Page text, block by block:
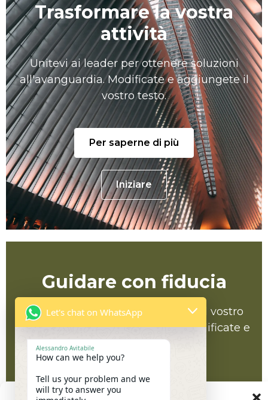
Gestire il consenso
Trasformare la vostra
attività
Unitevi ai leader per ottenere soluzioni
all'avanguardia. Modificate e aggiungete il
vostro testo.
Per saperne di più
Iniziare
Guidare con fiducia
Sfruttate appieno il potenziale del vostro
marchio collaborando con noi. Modificate e
aggiungete il vostro testo.
Per saperne di più
Let's chat on WhatsApp
Alessandro Avitabile
How can we help you?
Tell us your problem and we
will try to answer you